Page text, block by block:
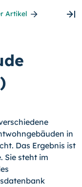
Artikel
in
Das Ergebnis ist
Sie steht im